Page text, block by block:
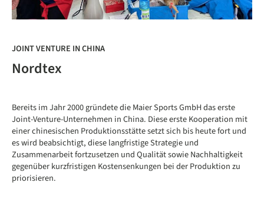
JOINT VENTURE IN CHINA
Nordtex
Bereits im Jahr 2000 gründete die Maier Sports GmbH das erste
Joint-Venture-Unternehmen in China. Diese erste Kooperation mit
einer chinesischen Produktionsstätte setzt sich bis heute fort und
es wird beabsichtigt, diese langfristige Strategie und
Zusammenarbeit fortzusetzen und Qualität sowie Nachhaltigkeit
gegenüber kurzfristigen Kostensenkungen bei der Produktion zu
priorisieren.